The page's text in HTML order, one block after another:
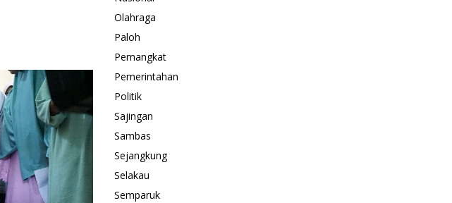
Olahraga
Paloh
Pemangkat
Pemerintahan
Politik
Sajingan
Sambas
Sejangkung
Selakau
Semparuk